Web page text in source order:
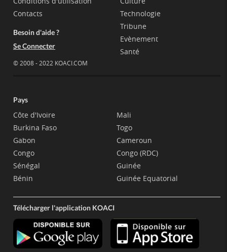
Contacts
Besoin d'aide ?
Se Connecter
© 2008 - 2022 KOACI.COM
Technologie
Tribune
Evènement
Santé
Pays
Côte d'Ivoire
Burkina Faso
Gabon
Congo
Sénégal
Bénin
Mali
Togo
Cameroun
Congo (RDC)
Guinée
Guinée Equatorial
Télécharger l'application KOACI